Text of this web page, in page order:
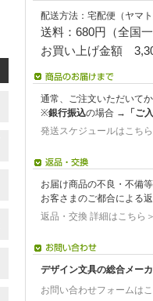
配送方法：宅配便（ヤマト
送料：680円（全国一
お買い上げ金額
通常、ご注文いただいて
※銀行振込の場合 → 「ご
発送スケジュールはこちら
お届け商品の不良・不備
お客さまのご都合による
返品・交換 詳細はこちら
デザイン文具の総合メー
お問い合わせフォームは